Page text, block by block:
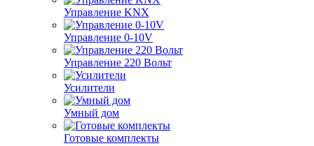
Управление KNX
Управление 0-10V
Управление 220 Вольт
Усилители
Умный дом
Готовые комплекты